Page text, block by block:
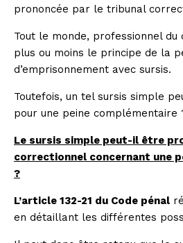
prononcée par le tribunal
Tout le monde, professionnel du
plus ou moins le principe de la
d’emprisonnement avec sursis.
Toutefois, un tel sursis simple
pour une peine complémentaire
Le sursis simple peut-il être
correctionnel concernant une
?
L’article 132-21 du Code pénal
en détaillant les différentes